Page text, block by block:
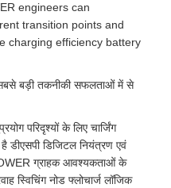
engineers can
transition points and
charging efficiency battery
सबसे बड़ी तकनीकी सफलताओं में से
परिदृश्यों के लिए चार्जिंग
है डीएसपी डिजिटल नियंत्रण एवं
ग्राहक आवश्यकताओं के
स्विचिंग नोड फ्लोचार्ज लॉजिक